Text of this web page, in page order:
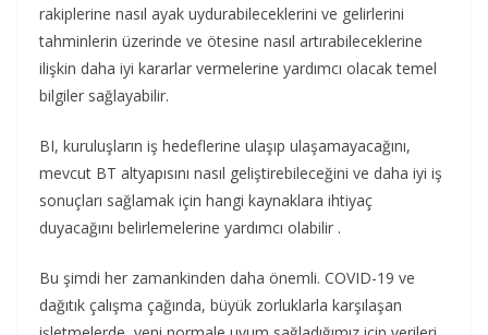
rakiplerine nasıl ayak uydurabileceklerini ve gelirlerini
tahminlerin üzerinde ve ötesine nasıl artırabileceklerine
ilişkin daha iyi kararlar vermelerine yardımcı olacak temel
bilgiler sağlayabilir.
BI, kuruluşların iş hedeflerine ulaşıp ulaşamayacağını,
mevcut BT altyapısını nasıl geliştirebileceğini ve daha iyi iş
sonuçları sağlamak için hangi kaynaklara ihtiyaç
duyacağını belirlemelerine yardımcı olabilir .
Bu şimdi her zamankinden daha önemli. COVID-19 ve
dağıtık çalışma çağında, büyük zorluklarla karşılaşan